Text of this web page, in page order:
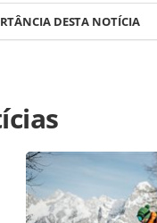
DESTA NOTÍCIA
mercado/
cresce-
pela
autoral. Não